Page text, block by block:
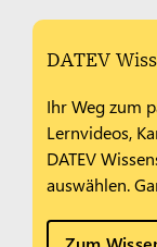
DATEV
Ihr Weg zum
Lernvideos,
DATEV
auswählen.